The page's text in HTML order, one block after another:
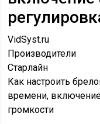
VidSyst.ru
Производители
Старлайн
Как настроить
времени,
громкости